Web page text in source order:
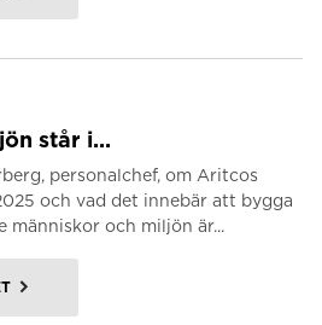
står i...
personalchef, om Aritcos
och vad det innebär att bygga
människor och miljön är...